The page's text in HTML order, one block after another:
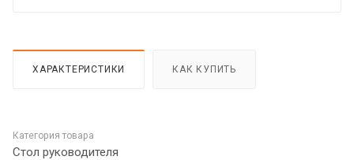
ХАРАКТЕРИСТИКИ КАК КУПИТЬ
Категория товара
Стол руководителя